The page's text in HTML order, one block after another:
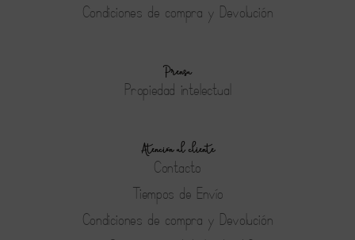
Condiciones de compra y Devolución
Prensa
Propiedad intelectual
Atención al cliente
Contacto
Tiempos de Envío
Condiciones de compra y Devolución